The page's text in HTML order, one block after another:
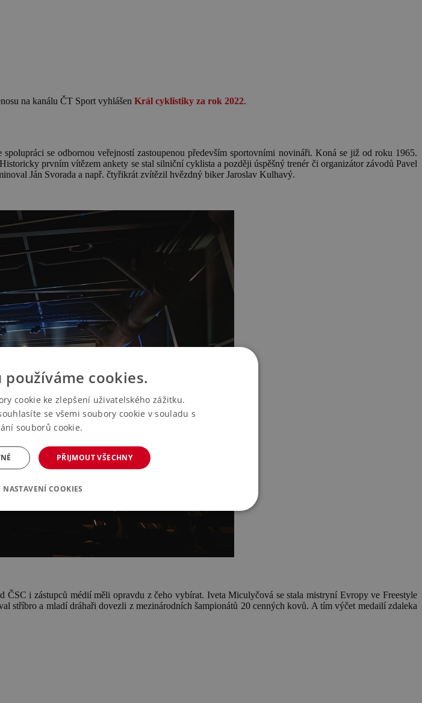
na kanálu ČT Sport vyhlášen Král cyklistiky za rok 2022.
se odbornou veřejností zastoupenou především sportovními novináři. Koná se již od roku 1965.
prvním vítězem ankety se stal silniční cyklista a později úspěšný trenér či organizátor závodů Pavel
Ján Svorada a např. čtyřikrát zvítězil hvězdný biker Jaroslav Kulhavý.
i zástupců médií měli opravdu z čeho vybírat. Iveta Miculyčová se stala mistryní Evropy ve Freestyle
a mladí dráhaři dovezli z mezinárodních šampionátů 20 cenných kovů. A tím výčet medailí zdaleka
používáme cookies.
cookie ke zlepšení uživatelského zážitku.
se všemi soubory cookie v souladu s
souborů cookie.
PŘIJMOUT VŠECHNY
NASTAVENÍ COOKIES